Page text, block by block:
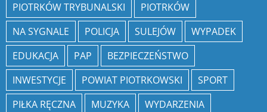
PIOTRKÓW TRYBUNALSKI
PIOTRKÓW
NA SYGNALE
POLICJA SULEJÓW
WYPADEK
EDUKACJA
PAP
BEZPIECZEŃSTWO
INWESTYCJE
POWIAT PIOTRKOWSKI
SPORT
PIŁKA RĘCZNA
MUZYKA
WYDARZENIA